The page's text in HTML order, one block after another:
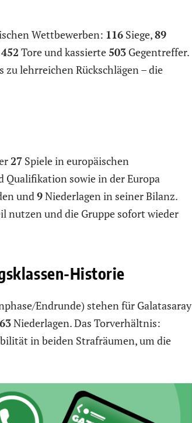
Wettbewerben: 116 Siege,89
452 Tore und kassierte503 Gegentreffer.
lehrreichen Rückschlägen – die
27 Spiele in europäischen
Qualifikation sowie in der Europa
und9Niederlagen in seiner Bilanz.
nutzen und die Gruppe sofort wieder
Historie
Endrunde) stehen für Galatasaray
63Niederlagen. Das Torverhältnis:
in beiden Strafräumen, um die